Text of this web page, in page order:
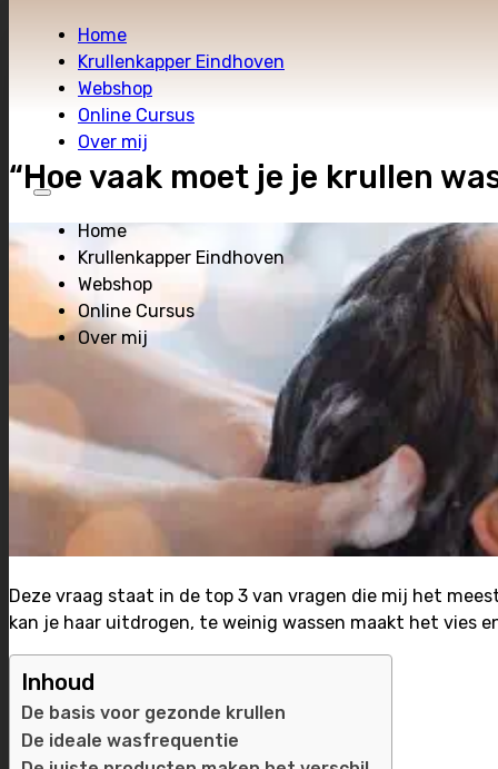
Home
Krullenkapper Eindhoven
Webshop
Online Cursus
Over mij
Home
Krullenkapper Eindhoven
Webshop
Online Cursus
Over mij
“Hoe vaak moet je je krullen
Deze vraag staat in de top 3 van vragen die mij het
kan je haar uitdrogen, te weinig wassen maakt het vies
Inhoud
De basis voor gezonde krullen
De ideale wasfrequentie